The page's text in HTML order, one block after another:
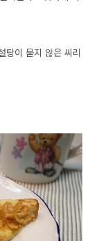
탕이 묻지 않은 씨리